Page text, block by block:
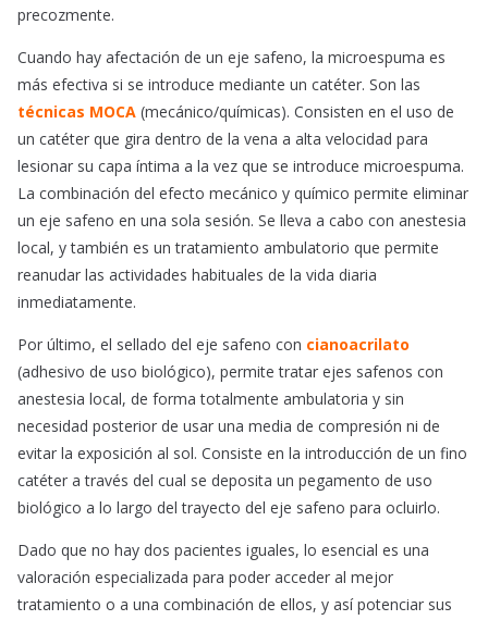
precozmente.
Cuando hay afectación de un eje safeno, la microespuma es
más efectiva si se introduce mediante un catéter. Son las
técnicas MOCA (mecánico/químicas). Consisten en el uso de
un catéter que gira dentro de la vena a alta velocidad para
lesionar su capa íntima a la vez que se introduce microespuma.
La combinación del efecto mecánico y químico permite eliminar
un eje safeno en una sola sesión. Se lleva a cabo con anestesia
local, y también es un tratamiento ambulatorio que permite
reanudar las actividades habituales de la vida diaria
inmediatamente.
Por último, el sellado del eje safeno con cianoacrilato
(adhesivo de uso biológico), permite tratar ejes safenos con
anestesia local, de forma totalmente ambulatoria y sin
necesidad posterior de usar una media de compresión ni de
evitar la exposición al sol. Consiste en la introducción de un fino
catéter a través del cual se deposita un pegamento de uso
biológico a lo largo del trayecto del eje safeno para ocluirlo.
Dado que no hay dos pacientes iguales, lo esencial es una
valoración especializada para poder acceder al mejor
tratamiento o a una combinación de ellos, y así potenciar sus